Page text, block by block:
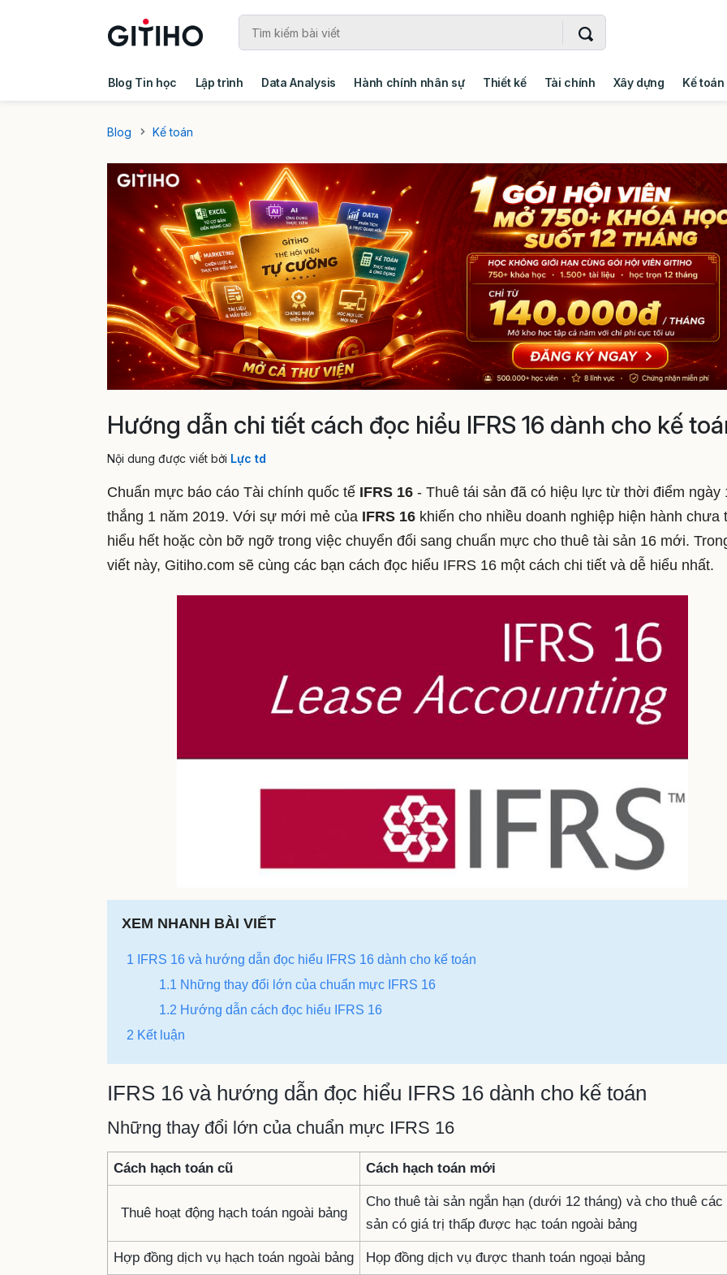
Blog Tin học Lập trình Data Analysis Hành chính nhân sự Thiết kế Tài chính Xây dựng Kế toán
Blog
Kế toán
Hướng dẫn chi tiết cách đọc hiểu IFRS 16 dành cho kế
Nội dung được viết bởi Lực td
Chuẩn mực báo cáo Tài chính quốc tế IFRS 16 - Thuê tái sản đã có hiệu lực từ thời điểm ngày
thắng 1 năm 2019. Với sự mới mẻ của IFRS 16 khiến cho nhiều doanh nghiệp hiện hành chưa
hiểu hết hoặc còn bỡ ngỡ trong việc chuyển đổi sang chuẩn mực cho thuê tài sản 16 mới.
viết này, Gitiho.com sẽ cùng các bạn cách đọc hiểu IFRS 16 một cách chi tiết và dễ hiểu nhất.
XEM NHANH BÀI VIẾT
1 IFRS 16 và hướng dẫn đọc hiểu IFRS 16 dành cho kế toán
1.1 Những thay đổi lớn của chuẩn mực IFRS 16
1.2 Hướng dẫn cách đọc hiểu IFRS 16
2 Kết luận
IFRS 16 và hướng dẫn đọc hiểu IFRS 16 dành cho kế toán
Những thay đổi lớn của chuẩn mực IFRS 16
Cách hạch toán cũ Cách hạch toán mới
Thuê hoạt động hạch toán ngoài bảng
Cho thuê tài sản ngắn hạn (dưới 12 tháng) và cho thuê các
sản có giá trị thấp được hạc toán ngoài bảng
Hợp đồng dịch vụ hạch toán ngoài bảng Họp đồng dịch vụ được thanh toán ngoại bảng